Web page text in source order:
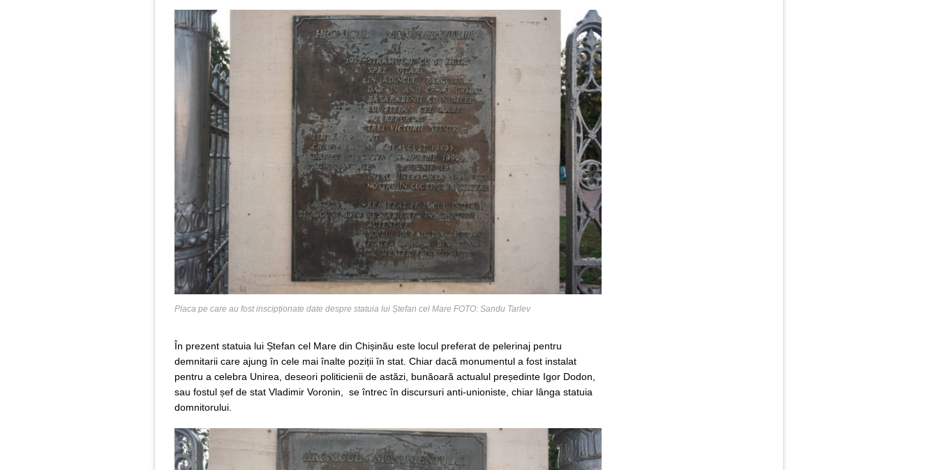
Placa pe care au fost inscipționate date despre statuia lui Ștefan cel Mare FOTO: Sandu Tarlev
În prezent statuia lui Ștefan cel Mare din Chișinău este locul preferat de pelerinaj pentru
demnitarii care ajung în cele mai înalte poziții în stat. Chiar dacă monumentul a fost instalat
pentru a celebra Unirea, deseori politicienii de astăzi, bunăoară actualul președinte Igor Dodon,
sau fostul șef de stat Vladimir Voronin, se întrec în discursuri anti-unioniste, chiar lânga statuia
domnitorului.